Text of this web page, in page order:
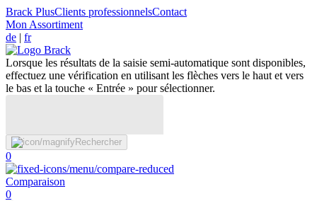
Brack PlusClients professionnelsContact
Mon Assortiment
de | fr
Lorsque les résultats de la saisie semi-automatique sont disponibles,
effectuez une vérification en utilisant les flèches vers le haut et vers
le bas et la touche « Entrée » pour sélectionner.
Rechercher
0
Comparaison
0